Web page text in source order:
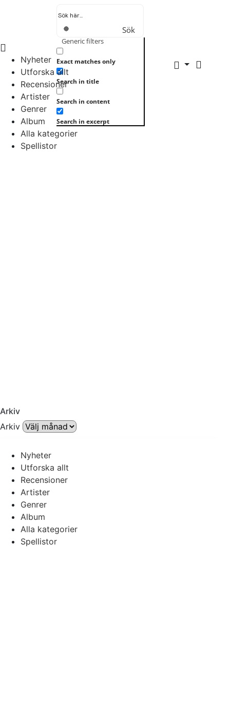
Sök
Generic filters
Exact matches only
Search in title
Search in content
Search in excerpt
Nyheter
Utforska allt
Recensioner
Artister
Genrer
Album
Alla kategorier
Spellistor
Arkiv
Arkiv
Nyheter
Utforska allt
Recensioner
Artister
Genrer
Album
Alla kategorier
Spellistor